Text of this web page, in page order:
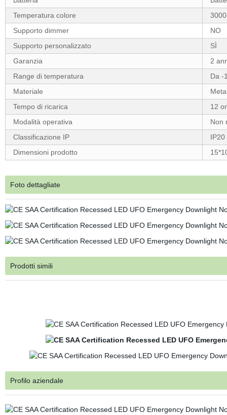
Temperatura colore
Supporto dimmer
NO
Supporto personalizzato
SÌ
Garanzia
2
Range di temperatura
Da -
Materiale
Tempo di ricarica
12
Modalità operativa
Non
Classificazione IP
IP20
Dimensioni prodotto
Foto dettagliate
Prodotti simili
Profilo aziendale